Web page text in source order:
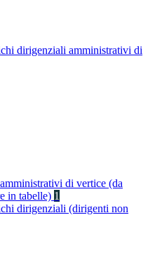
dirigenziali amministrativi di
di vertice (da
in tabelle) 1
dirigenziali (dirigenti non